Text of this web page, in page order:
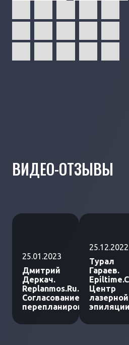
ВИДЕО-ОТЗЫВЫ
25.01.2023
Дмитрий
Деркач.
Replanmos.Ru.
Согласование
перепланировки
25.12.2022
Турал
Гараев.
Центр
лазерной
эпиляции